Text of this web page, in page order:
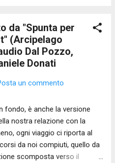
vita è alle porte: Non c’è
possa uguagliare la Morte
chi ancora ti culla: Intendi
Che dice all’orecchio: Più
mare Ed ecco sentiamo
già il paesaggio Degli alberi e
Il fiume va via taciturno......
quell’omo lassù! Dino
da Canti Orfici TENEBRA È
quella nota che dall'indaco
da "Spunta per
(Arcipelago
Dal Pozzo,
Donati
un commento
fondo, è anche la versione
nostra relazione con la
ogni viaggio ci riporta al
da noi compiuti, quello da
scomposta verso il